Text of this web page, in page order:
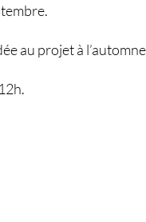
au projet à